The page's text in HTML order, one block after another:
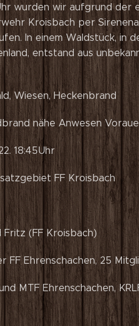
wurden wir aufgrund der
Kroisbach per
In einem Waldstück, in
entstand aus
Wiesen, Heckenbrand
nähe Anwesen
18:45Uhr
FF Kroisbach
Fritz (FF Kroisbach)
FF Ehrenschachen, 25
MTF Ehrenschachen,